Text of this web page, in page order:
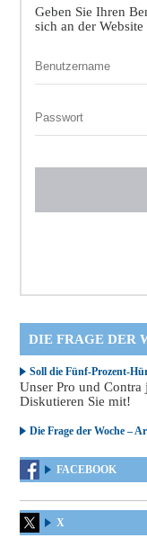
Geben Sie Ihren
sich an der
DIE FRAGE DER
Soll die Fünf-Prozent-
Unser Pro und Contra
Diskutieren Sie mit!
Die Frage der Woche –
FACEBOOK
X